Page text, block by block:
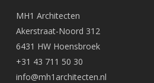
MH1 Architecten
Akerstraat-Noord 312
6431 HW Hoensbroek
+31 43 711 50 30
info@mh1architecten.nl